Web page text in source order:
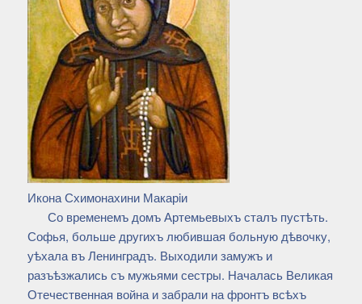
Икона Схимонахини Макарiи
Со временемъ домъ Артемьевыхъ сталъ пустѣть.
Софья, больше другихъ любившая больную дѣвочку,
уѣхала въ Ленинградъ. Выходили замужъ и
разъѣзжались съ мужьями сестры. Началась Великая
Отечественная война и забрали на фронтъ всѣхъ